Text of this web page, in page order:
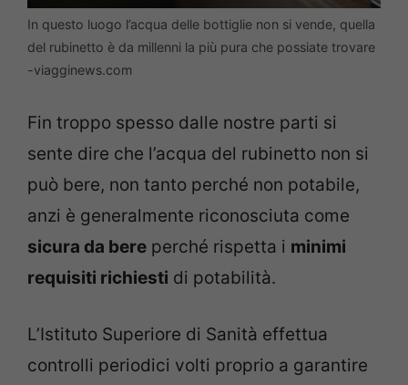
In questo luogo l’acqua delle bottiglie non si vende, quella
del rubinetto è da millenni la più pura che possiate trovare
-viagginews.com
Fin troppo spesso dalle nostre parti si
sente dire che l’acqua del rubinetto non si
può bere, non tanto perché non potabile,
anzi è generalmente riconosciuta come
sicura da bere perché rispetta i minimi
requisiti richiesti di potabilità.
L’Istituto Superiore di Sanità effettua
controlli periodici volti proprio a garantire